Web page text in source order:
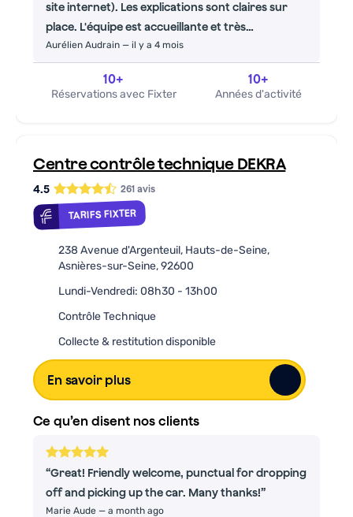
site internet). Les explications sont claires sur
place. L'équipe est accueillante et très
professionnelle. Je recommande.
Aurélien Audrain — il y a 4 mois
10+
Réservations avec Fixter
10+
Années d'activité
Centre contrôle technique DEKRA
4.5 261 avis
TARIFS FIXTER
238 Avenue d'Argenteuil, Hauts-de-Seine,
Asnières-sur-Seine, 92600
Lundi-Vendredi: 08h30 - 13h00
Contrôle Technique
Collecte & restitution disponible
En savoir plus
Ce qu’en disent nos clients
Great! Friendly welcome, punctual for dropping
off and picking up the car. Many thanks!
Marie Aude — a month ago